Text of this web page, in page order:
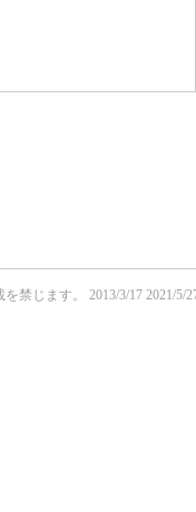
禁じます。 2013/3/17 2021/5/